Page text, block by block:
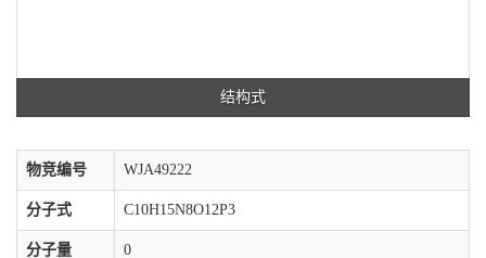
结构式
物竞编号 WJA49222
分子式 C10H15N8O12P3
分子量 0